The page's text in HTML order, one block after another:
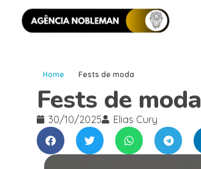
Home Fests de moda
Fests de moda
30/10/2025 Elias Cury